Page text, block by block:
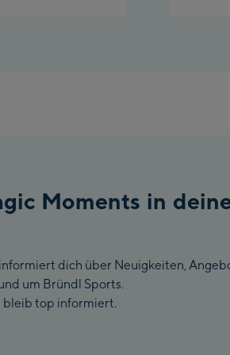
Moments in
dich über Neuigkeiten,
um Bründl Sports.
bleib top informiert.